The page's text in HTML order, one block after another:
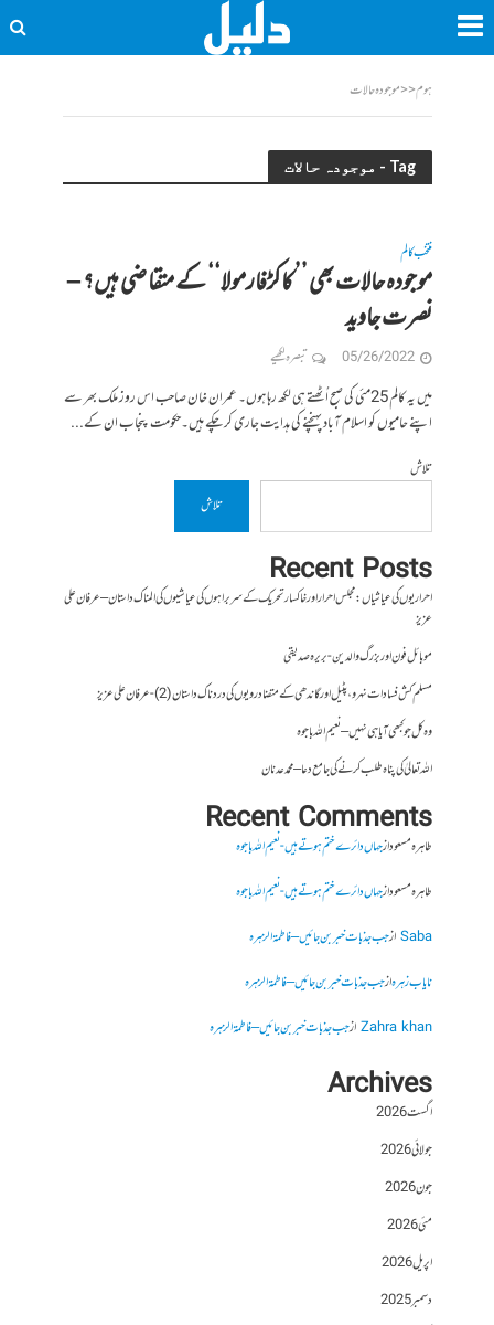
ہوم<<موجودہ حالات
Tag - موجودہ حالات
منتخب کالم
موجودہ حالات بھی ’’ کاکڑفارمولا‘‘ کے متقاضی ہیں؟ –
نصرت جاوید
05/26/2022 تبصرہ لکھیے
میں یہ کالم 25مئی کی صبح اُٹھتے ہی لکھ رہا ہوں۔ عمران خان صاحب اس روز ملک بھر سے
اپنے حامیوں کو اسلام آباد پہنچنے کی ہدایت جاری کرچکے ہیں۔حکومت پنجاب ان کے...
تلاش
تلاش
Recent Posts
احراریوں کی عیاشیاں : مجلس احرار اور خاکسار تحریک کے سربراہوں کی عیاشیوں کی المناک داستان – عرفان علی
عزیز
موبائل فون اور بزرگ والدین- بریرہ صدیقی
مسلم کش فسادات نہرو، پٹیل اور گاندھی کے متضاد رویوں کی درد ناک داستان (2)- عرفان علی عزیز
وہ کل جو کبھی آیا ہی نہیں – نعیم اللہ باجوہ
اللہ تعالیٰ کی پناہ طلب کرنے کی جامع دعا – محمد عدنان
Recent Comments
طاہرہ مسعودازجہاں دائرے ختم ہوتے ہیں- نعیم اللہ باجوہ
طاہرہ مسعودازجہاں دائرے ختم ہوتے ہیں- نعیم اللہ باجوہ
Sabaازجب جذبات خبر بن جائیں – فاطمۃالزہرہ
نایاب زہرہازجب جذبات خبر بن جائیں – فاطمۃالزہرہ
Zahra khanازجب جذبات خبر بن جائیں – فاطمۃالزہرہ
Archives
اگست 2026
جولائی 2026
جون 2026
مئی 2026
اپریل 2026
دسمبر 2025